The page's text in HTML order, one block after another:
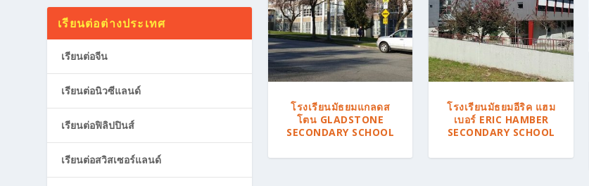
โรงเรียนมัธยมแกลดส
โตน GLADSTONE
SECONDARY SCHOOL
โรงเรียนมัธยมอีริค แฮม
เบอร์ ERIC HAMBER
SECONDARY SCHOOL
เรียนต่อต่างประเทศ
เรียนต่อจีน
เรียนต่อนิวซีแลนด์
เรียนต่อฟิลิปปินส์
เรียนต่อสวิสเซอร์แลนด์